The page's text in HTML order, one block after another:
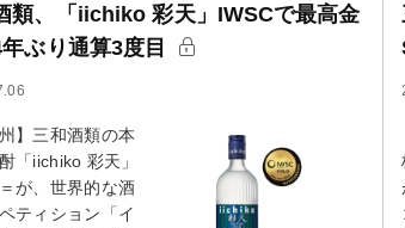
類、「iichiko 彩天」IWSCで最高金
ぶり通算3度目
】三和酒類の本
「iichiko 彩天」
が、世界的な酒
ティション「イ